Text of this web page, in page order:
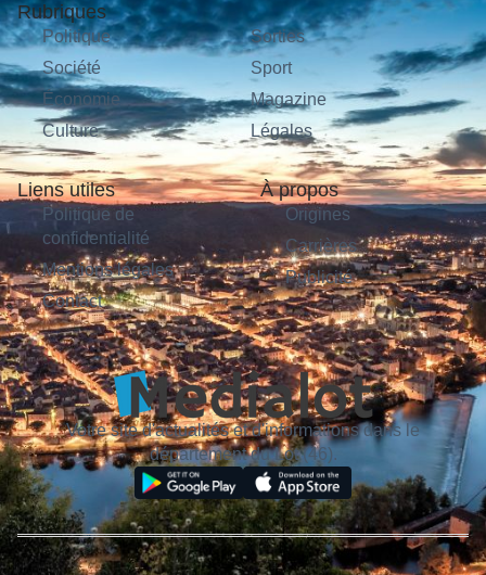
Rubriques
Politique
Société
Économie
Culture
Sorties
Sport
Magazine
Légales
Liens utiles
Politique de
confidentialité
Mentions légales
Contact
À propos
Origines
Carrières
Publicité
Votre site d'actualités et d'informations dans le
département du Lot (46).